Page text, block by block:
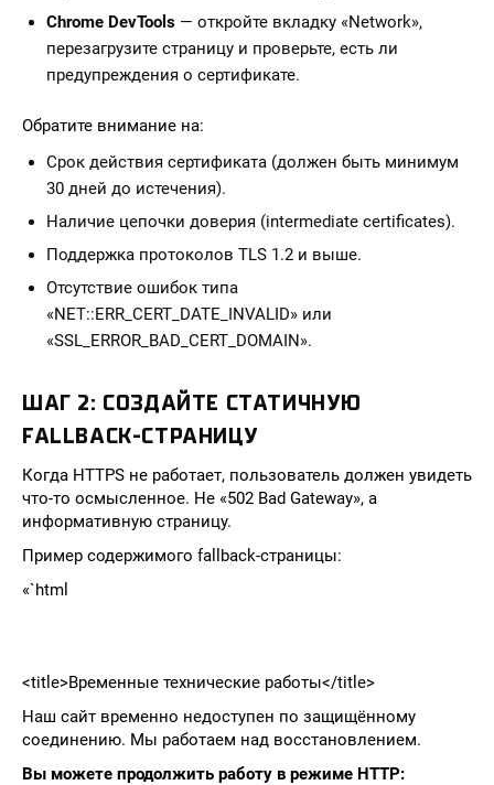
Chrome DevTools — откройте вкладку «Network»,
перезагрузите страницу и проверьте, есть ли
предупреждения о сертификате.
Обратите внимание на:
Срок действия сертификата (должен быть минимум
30 дней до истечения).
Наличие цепочки доверия (intermediate certificates).
Поддержка протоколов TLS 1.2 и выше.
Отсутствие ошибок типа
«NET::ERR_CERT_DATE_INVALID» или
«SSL_ERROR_BAD_CERT_DOMAIN».
ШАГ 2: СОЗДАЙТЕ СТАТИЧНУЮ
FALLBACK-СТРАНИЦУ
Когда HTTPS не работает, пользователь должен увидеть
что-то осмысленное. Не «502 Bad Gateway», а
информативную страницу.
Пример содержимого fallback-страницы:
«`html
<title>Временные технические работы</title>
Наш сайт временно недоступен по защищённому
соединению. Мы работаем над восстановлением.
Вы можете продолжить работу в режиме HTTP: